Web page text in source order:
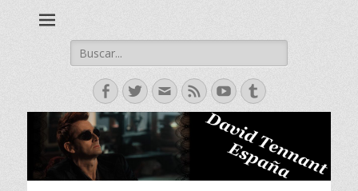
Spanish Fan Club
Buscar:
Facebook
TwitterCorreo
electrónico
Feed YouTubeTumblr